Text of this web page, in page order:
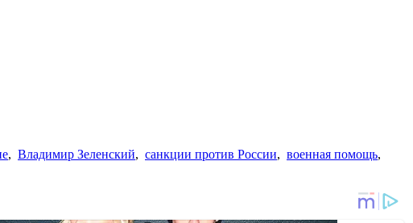
, Владимир Зеленский, санкции против России, военная помощь,